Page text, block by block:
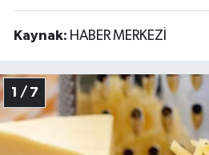
Kaynak: HABER MERKEZİ
1 / 7